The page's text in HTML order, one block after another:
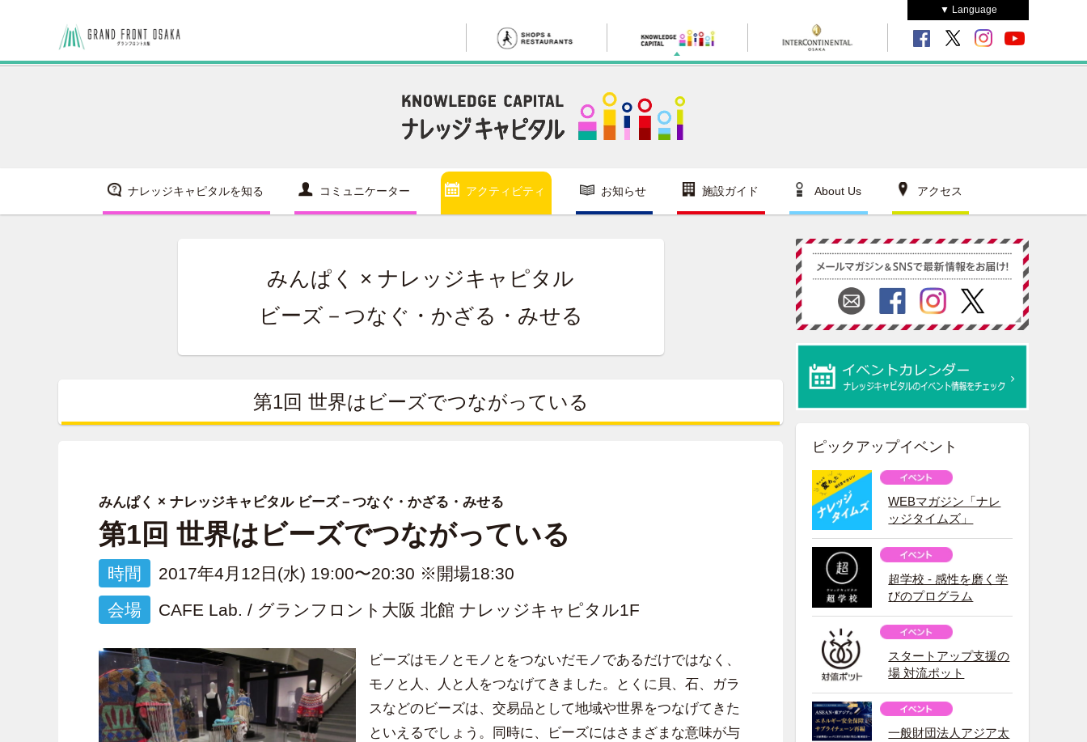
▼ Language
ナレッジキャピタルを知る コミュニケーター アクティビティ お知らせ 施設ガイド About Us アクセス
みんぱく × ナレッジキャピタル
ビーズ－つなぐ・かざる・みせる
第1回 世界はビーズでつながっている
みんぱく × ナレッジキャピタル ビーズ－つなぐ・かざる・みせる
第1回 世界はビーズでつながっている
時間
2017年4月12日(水) 19:00〜20:30 ※開場18:30
会場
CAFE Lab. / グランフロント大阪 北館 ナレッジキャピタル1F
ビーズはモノとモノとをつないだモノであるだけではなく、
モノと人、人と人をつなげてきました。とくに貝、石、ガラ
スなどのビーズは、交易品として地域や世界をつなげてきた
といえるでしょう。同時に、ビーズにはさまざまな意味が与
ピックアップイベント
WEBマガジン「ナレ
ッジタイムズ」
超学校 - 感性を磨く学
びのプログラム
スタートアップ支援の
場 対流ポット
一般財団法人アジア太